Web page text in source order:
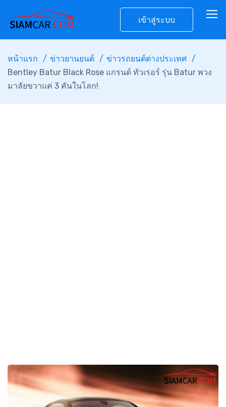
เข้าสู่ระบบ
หน้าแรก ข่าวยานยนต์
ข่าวรถยนต์ต่างประเทศ
Bentley Batur Black Rose แกรนด์ ทัวเรอร์ รุ่น Batur พวง
มาลัยขวาแค่ 3 คันในโลก!